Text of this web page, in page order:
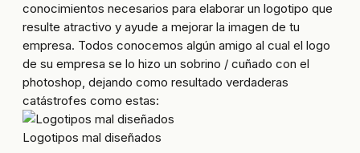
conocimientos necesarios para elaborar un logotipo que
resulte atractivo y ayude a mejorar la imagen de tu
empresa. Todos conocemos algún amigo al cual el logo
de su empresa se lo hizo un sobrino / cuñado con el
photoshop, dejando como resultado verdaderas
catástrofes como estas:
Logotipos mal diseñados